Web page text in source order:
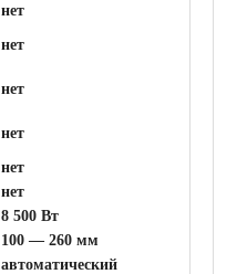
нет
нет
нет
нет
нет
нет
8 500 Вт
100 — 260 мм
автоматический